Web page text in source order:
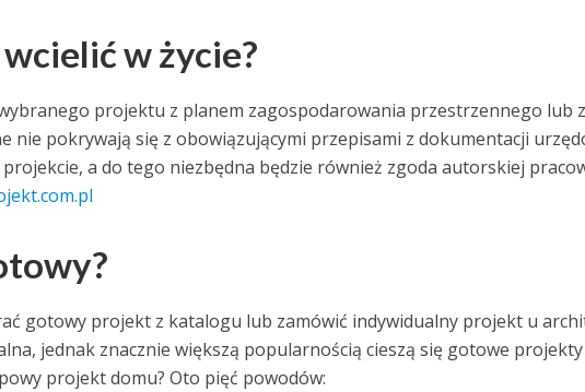
w życie?
projektu z planem zagospodarowania przestrzennego lub z
nie pokrywają się z obowiązującymi przepisami z dokumentacji
a do tego niezbędna będzie również zgoda autorskiej
gotowy projekt z katalogu lub zamówić indywidualny projekt u
jednak znacznie większą popularnością cieszą się gotowe projekty
projekt domu? Oto pięć powodów: